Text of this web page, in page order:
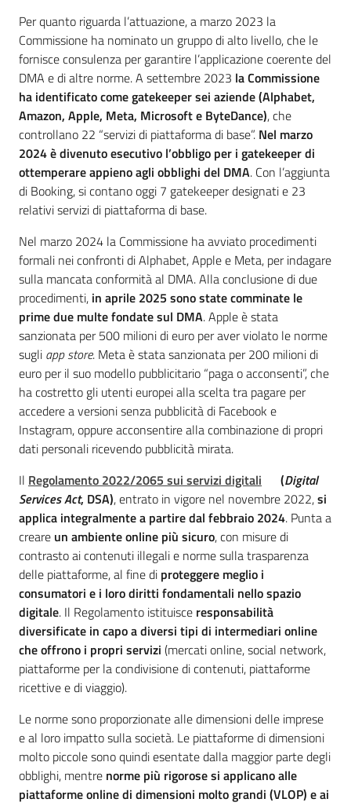
Regione
Novità
Servizi
Leggi Atti Bandi
Argomenti
Per quanto riguarda l’attuazione, a marzo 2023 la
Commissione ha nominato un gruppo di alto livello, che le
fornisce consulenza per garantire l’applicazione coerente del
DMA e di altre norme. A settembre 2023 la Commissione
ha identificato come gatekeeper sei aziende (Alphabet,
Amazon, Apple, Meta, Microsoft e ByteDance), che
controllano 22 “servizi di piattaforma di base”. Nel marzo
2024 è divenuto esecutivo l’obbligo per i gatekeeper di
ottemperare appieno agli obblighi del DMA. Con l’aggiunta
di Booking, si contano oggi 7 gatekeeper designati e 23
relativi servizi di piattaforma di base.
Nel marzo 2024 la Commissione ha avviato procedimenti
formali nei confronti di Alphabet, Apple e Meta, per indagare
sulla mancata conformità al DMA. Alla conclusione di due
procedimenti, in aprile 2025 sono state comminate le
prime due multe fondate sul DMA. Apple è stata
sanzionata per 500 milioni di euro per aver violato le norme
sugli app store. Meta è stata sanzionata per 200 milioni di
euro per il suo modello pubblicitario “paga o acconsenti”, che
ha costretto gli utenti europei alla scelta tra pagare per
accedere a versioni senza pubblicità di Facebook e
Instagram, oppure acconsentire alla combinazione di propri
dati personali ricevendo pubblicità mirata.
Il Regolamento 2022/2065 sui servizi digitali (Digital
Services Act, DSA), entrato in vigore nel novembre 2022,si
applica integralmente a partire dal febbraio 2024. Punta a
creare un ambiente online più sicuro, con misure di
contrasto ai contenuti illegali e norme sulla trasparenza
delle piattaforme, al fine di proteggere meglio i
consumatori e i loro diritti fondamentali nello spazio
digitale. Il Regolamento istituisce responsabilità
diversificate in capo a diversi tipi di intermediari online
che offrono i propri servizi (mercati online, social network,
piattaforme per la condivisione di contenuti, piattaforme
ricettive e di viaggio).
Le norme sono proporzionate alle dimensioni delle imprese
e al loro impatto sulla società. Le piattaforme di dimensioni
molto piccole sono quindi esentate dalla maggior parte degli
obblighi, mentre norme più rigorose si applicano alle
piattaforme online di dimensioni molto grandi (VLOP) e ai